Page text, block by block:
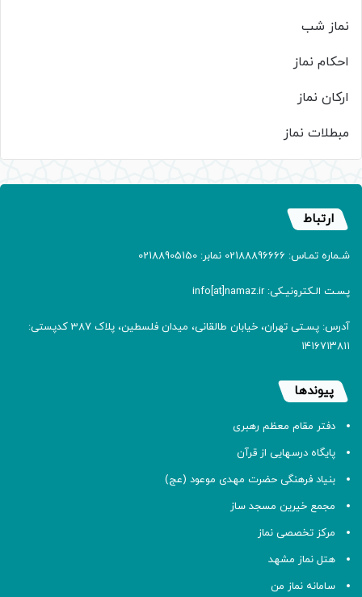
نماز شب
احکام نماز
ارکان نماز
مبطلات نماز
ارتباط
شـماره تمـاس: 02188896666 نمابر: 02188905150
پسـت الـکترونیـکی: info[at]namaz.ir
آدرس: پسـتی تهران، خیابان طالقانی، میدان فلسطین، پلاک 387 کدپستی:
۱۴۱۶۷۱۳۸۱۱
پیوندها
دفتر مقام معظم رهبری
پایگاه درسهایی از قرآن
بنیاد فرهنگی حضرت مهدی موعود (عج)
مجمع خیرین مسجد ساز
مرکز تخصصی نماز
هتل نماز مشهد
سامانه نماز من